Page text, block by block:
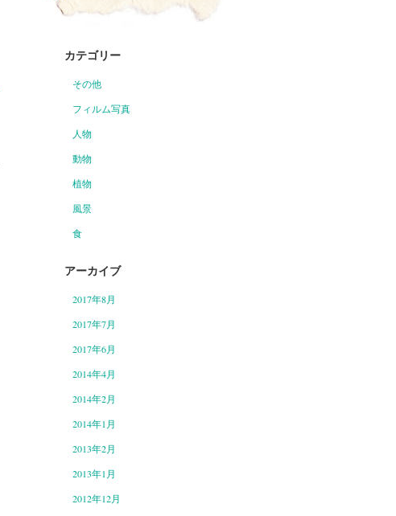
カテゴリー
その他
フィルム写真
人物
動物
植物
風景
食
アーカイブ
2017年8月
2017年7月
2017年6月
2014年4月
2014年2月
2014年1月
2013年2月
2013年1月
2012年12月